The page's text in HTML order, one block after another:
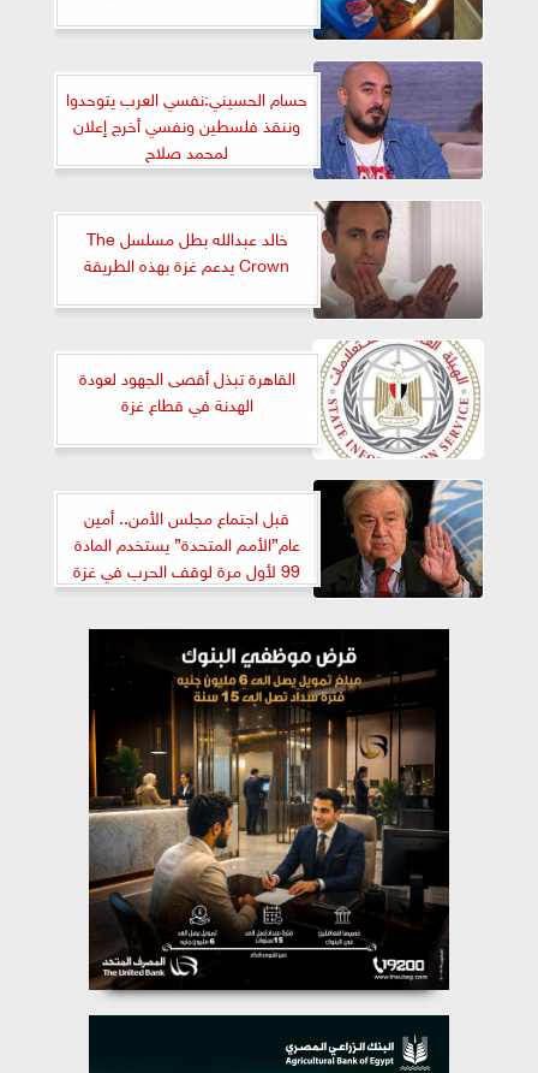
حسام الحسيني:نفسي العرب يتوحدوا
وننقذ فلسطين ونفسي أخرج إعلان
لمحمد صلاح
خالد عبدالله بطل مسلسل The
Crown يدعم غزة بهذه الطريقة
القاهرة تبذل أقصى الجهود لعودة
الهدنة في قطاع غزة
قبل اجتماع مجلس الأمن.. أمين
عام”الأمم المتحدة” يستخدم المادة
99 لأول مرة لوقف الحرب في غزة